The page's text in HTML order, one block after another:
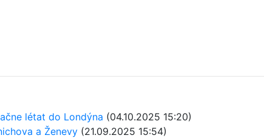
létat do Londýna (04.10.2025 15:20)
a Ženevy (21.09.2025 15:54)